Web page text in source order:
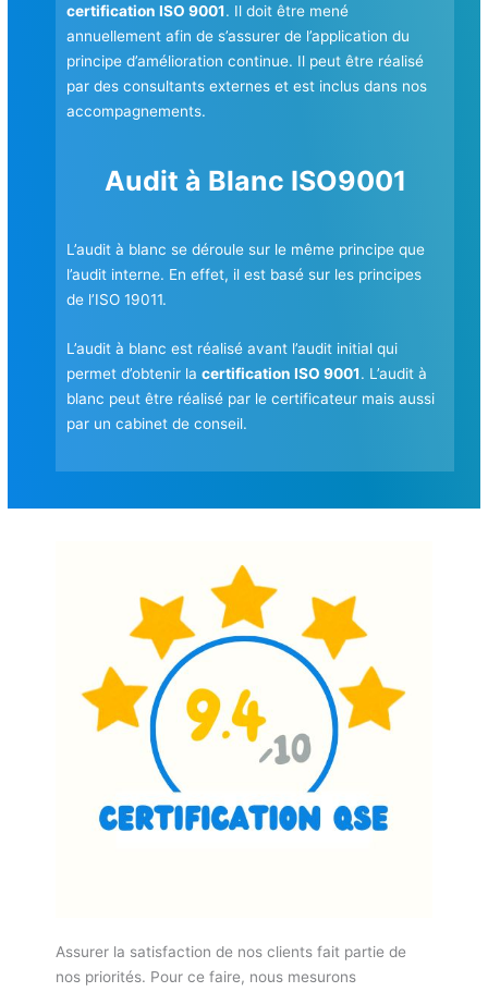
certification ISO 9001. Il doit être mené
annuellement afin de s’assurer de l’application du
principe d’amélioration continue. Il peut être réalisé
par des consultants externes et est inclus dans nos
accompagnements.
Audit à Blanc ISO9001
L’audit à blanc se déroule sur le même principe que
l’audit interne. En effet, il est basé sur les principes
de l’ISO 19011.
L’audit à blanc est réalisé avant l’audit initial qui
permet d’obtenir lacertification ISO 9001. L’audit à
blanc peut être réalisé par le certificateur mais aussi
par un cabinet de conseil.
Assurer la satisfaction de nos clients fait partie de
nos priorités. Pour ce faire, nous mesurons